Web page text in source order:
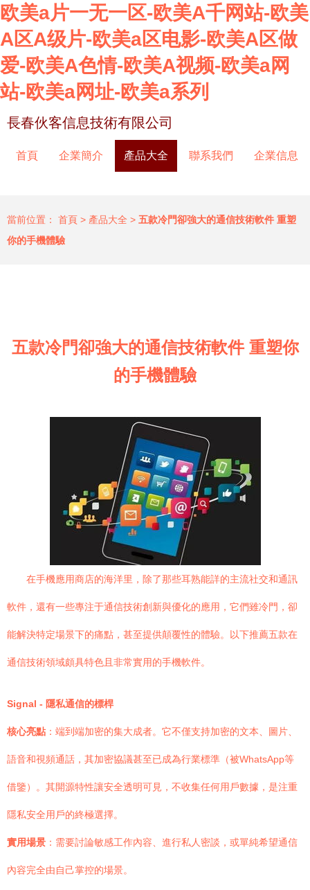
欧美a片一无一区-欧美A千网站-欧美
A区A级片-欧美a区电影-欧美A区做
爱-欧美A色情-欧美A视频-欧美a网
站-欧美a网址-欧美a系列
長春伙客信息技術有限公司
首頁 企業簡介 產品大全 聯系我們 企業信息
當前位置： 首頁 > 產品大全 > 五款冷門卻強大的通信技術軟件 重塑
你的手機體驗
五款冷門卻強大的通信技術軟件 重塑你
的手機體驗
在手機應用商店的海洋里，除了那些耳熟能詳的主流社交和通訊
軟件，還有一些專注于通信技術創新與優化的應用，它們雖冷門，卻
能解決特定場景下的痛點，甚至提供顛覆性的體驗。以下推薦五款在
通信技術領域頗具特色且非常實用的手機軟件。
Signal - 隱私通信的標桿
核心亮點 ：端到端加密的集大成者。它不僅支持加密的文本、圖片、
語音和視頻通話，其加密協議甚至已成為行業標準（被WhatsApp等
借鑒）。其開源特性讓安全透明可見，不收集任何用戶數據，是注重
隱私安全用戶的終極選擇。
實用場景 ：需要討論敏感工作內容、進行私人密談，或單純希望通信
內容完全由自己掌控的場景。